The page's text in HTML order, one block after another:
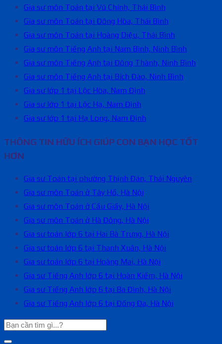
Gia sư môn Toán tại Vũ Chính, Thái Bình
Gia sư môn Toán tại Đông Hòa, Thái Bình
Gia sư môn Toán tại Hoàng Diệu, Thái Bình
Gia sư môn Tiếng Anh tại Nam Bình, Ninh Bình
Gia sư môn Tiếng Anh tại Đông Thành, Ninh Bình
Gia sư môn Tiếng Anh tại Bích Đào, Ninh Bình
Gia sư lớp 1 tại Lộc Hòa, Nam Định
Gia sư lớp 1 tại Lộc Hạ, Nam Định
Gia sư lớp 1 tại Hạ Long, Nam Định
THÔNG TIN HỮU ÍCH GIÚP CON BẠN HỌC TỐT
HƠN
Gia sư Toán tại phường Thịnh Đán, Thái Nguyên
Gia sư môn Toán ở Tây Hồ, Hà Nội
Gia sư môn Toán ở Cầu Giấy, Hà Nội
Gia sư môn Toán ở Hà Đông, Hà Nội
Gia sư toán lớp 6 tại Hai Bà Trưng, Hà Nội
Gia sư toán lớp 6 tại Thanh Xuân, Hà Nội
Gia sư toán lớp 6 tại Hoàng Mai, Hà Nội
Gia sư Tiếng Anh lớp 6 tại Hoàn Kiếm, Hà Nội
Gia sư Tiếng Anh lớp 6 tại Ba Đình, Hà Nội
Gia sư Tiếng Anh lớp 6 tại Đống Đa, Hà Nội